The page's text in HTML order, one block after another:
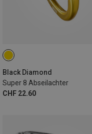
Black Diamond
Super 8 Abseilachter
CHF 22.60